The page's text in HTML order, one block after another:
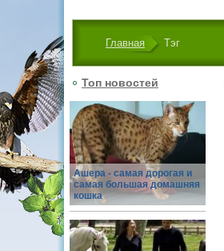
Главная Тэг
Топ новостей
Ашера - самая дорогая и
самая большая домашняя
кошка